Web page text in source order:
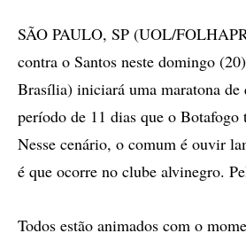
SÃO PAULO, SP (UOL/
contra o Santos neste domingo
Brasília) iniciará uma maratona
período de 11 dias que o Botafogo
Nesse cenário, o comum é ouvir
é que ocorre no clube alvinegro.
Todos estão animados com o